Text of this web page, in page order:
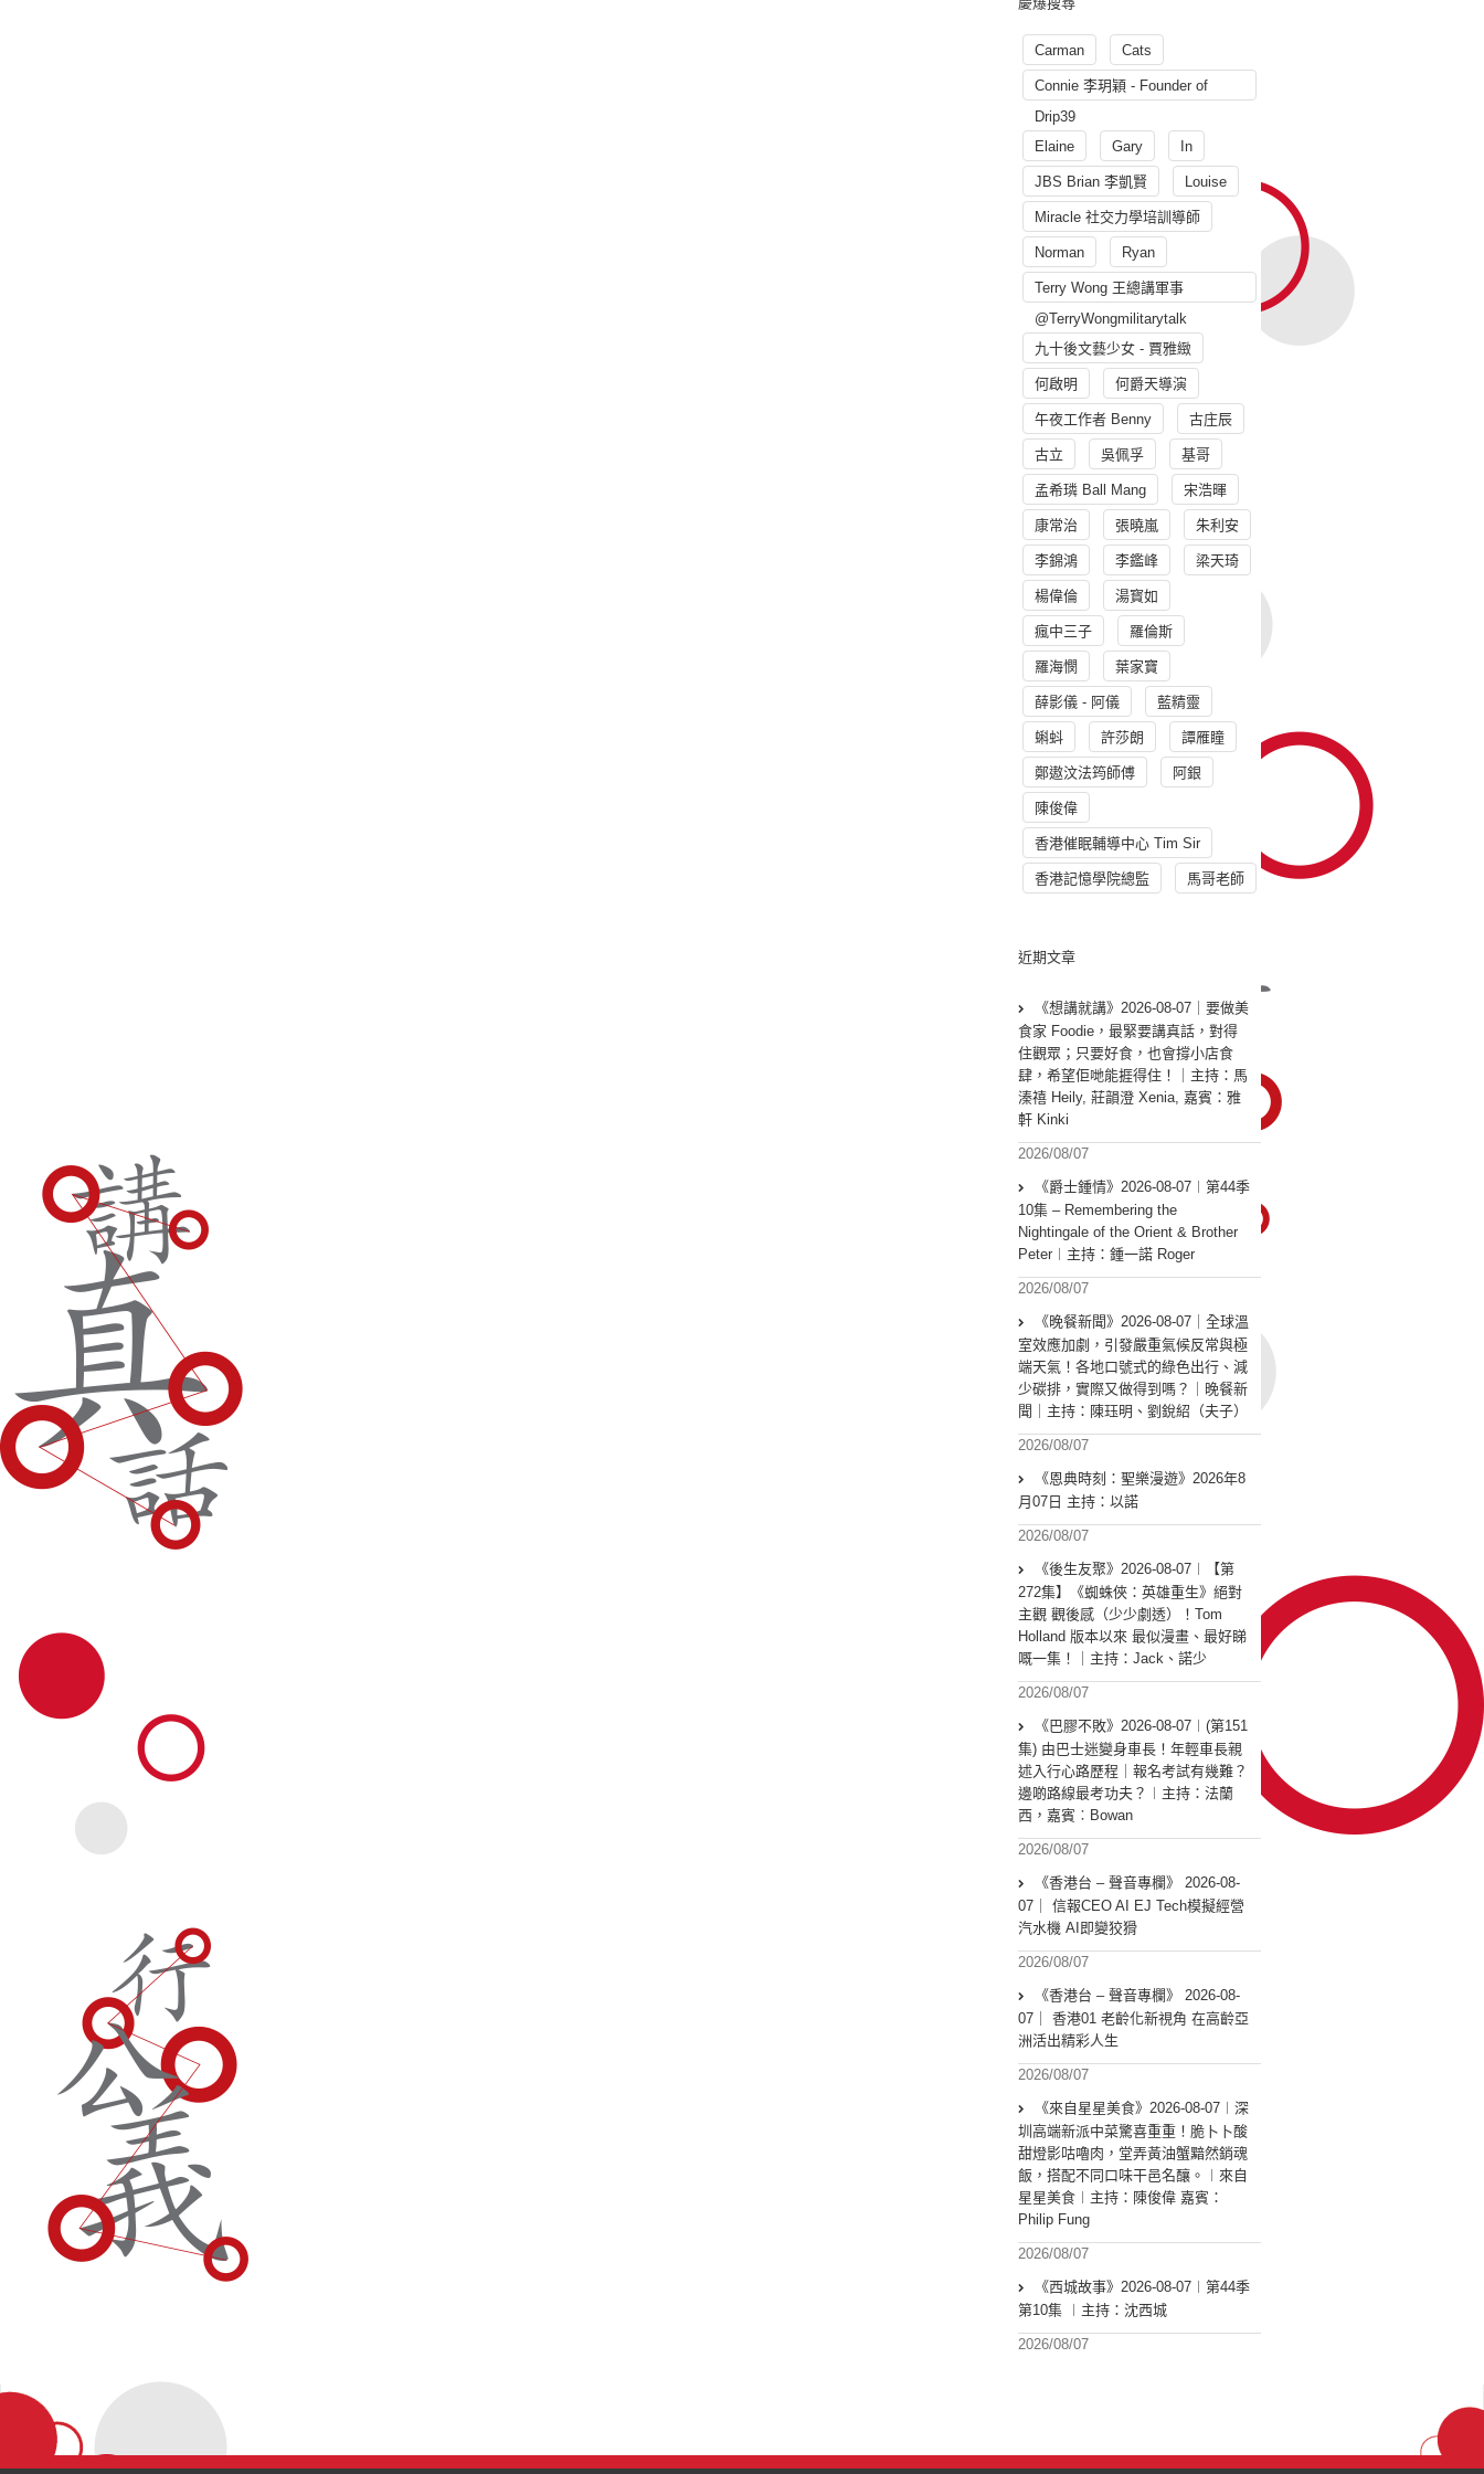
Carman Cats
Connie 李玥穎 - Founder of
Drip39
Elaine
Gary In
JBS Brian 李凱賢 Louise
Miracle 社交力學培訓導師
Norman Ryan
Terry Wong 王總講軍事
@TerryWongmilitarytalk
九十後文藝少女 - 賈雅緻
何啟明 何爵天導演
午夜工作者 Benny 古庄辰
古立 吳佩孚 基哥
孟希璘 Ball Mang 宋浩暉
康常治 張曉嵐 朱利安
李錦鴻 李鑑峰 梁天琦
楊偉倫 湯寳如
瘋中三子 羅倫斯
羅海憫 葉家寶
薛影儀 - 阿儀 藍精靈
蝌蚪 許莎朗 譚雁瞳
鄭遨汶法筠師傅 阿銀
陳俊偉
香港催眠輔導中心 Tim Sir
香港記憶學院總監 馬哥老師
近期文章
《想講就講》2026-08-07｜要做美
食家 Foodie，最緊要講真話，對得
住觀眾；只要好食，也會撐小店食
肆，希望佢哋能捱得住！｜主持：馬
溱禧 Heily, 莊韻澄 Xenia, 嘉賓：雅
軒 Kinki
2026/08/07
《爵士鍾情》2026-08-07︱第44季
10集 – Remembering the
Nightingale of the Orient & Brother
Peter︱主持：鍾一諾 Roger
2026/08/07
《晚餐新聞》2026-08-07｜全球溫
室效應加劇，引發嚴重氣候反常與極
端天氣！各地口號式的綠色出行、減
少碳排，實際又做得到嗎？｜晚餐新
聞｜主持：陳珏明、劉銳紹（夫子）
2026/08/07
《恩典時刻：聖樂漫遊》2026年8
月07日 主持：以諾
2026/08/07
《後生友聚》2026-08-07︱【第
272集】《蜘蛛俠：英雄重生》絕對
主觀 觀後感（少少劇透）！Tom
Holland 版本以來 最似漫畫、最好睇
嘅一集！｜主持：Jack、諾少
2026/08/07
《巴膠不敗》2026-08-07︱(第151
集) 由巴士迷變身車長！年輕車長親
述入行心路歷程｜報名考試有幾難？
邊啲路線最考功夫？︱主持：法蘭
西，嘉賓︰Bowan
2026/08/07
《香港台 – 聲音專欄》 2026-08-
07｜ 信報CEO AI EJ Tech模擬經營
汽水機 AI即變狡猾
2026/08/07
《香港台 – 聲音專欄》 2026-08-
07｜ 香港01 老齡化新視角 在高齡亞
洲活出精彩人生
2026/08/07
《來自星星美食》2026-08-07︱深
圳高端新派中菜驚喜重重！脆卜卜酸
甜燈影咕嚕肉，堂弄黃油蟹黯然銷魂
飯，搭配不同口味干邑名釀。︱來自
星星美食︱主持：陳俊偉 嘉賓：
Philip Fung
2026/08/07
《西城故事》2026-08-07︱第44季
第10集 ︱主持：沈西城
2026/08/07